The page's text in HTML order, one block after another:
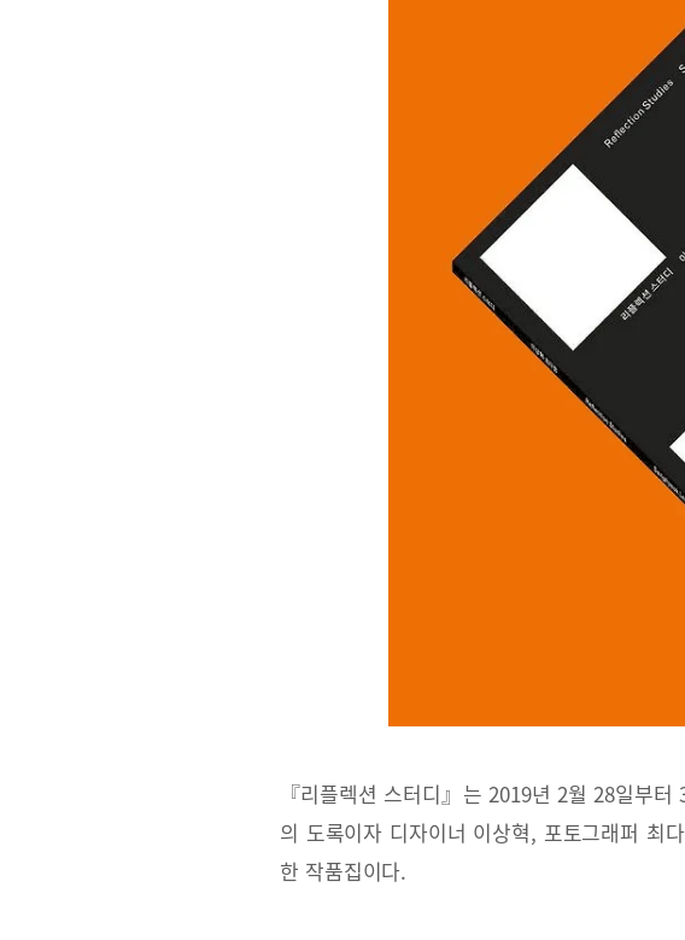
『리플렉션 스터디』는 2019년 2월 28일부
의 도록이자 디자이너 이상혁, 포토그래퍼 최
한 작품집이다.